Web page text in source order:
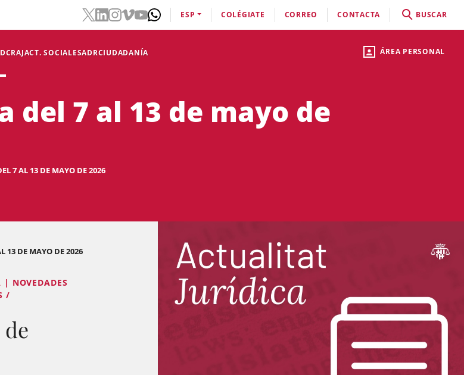
ÁREA PERSONAL
CRAJACT. SOCIALESADRCIUDADANÍA
ESP COLÉGIATE CORREO CONTACTA BUSCAR
del 7 al 13 de mayo de
7 AL 13 DE MAYO DE 2026
13 DE MAYO DE 2026
| NOVEDADES
/